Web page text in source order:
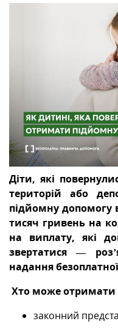
Діти, які
територій або
підйомну допомогу
тисяч гривень на
на виплату, які
звертатися —
надання
Хто може отримати
законний
МІЖНАРОДНА
МЕДІА
КОНТАКТИ